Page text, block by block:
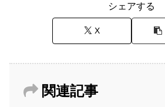
k
o
n
シェアする
X
関連記事